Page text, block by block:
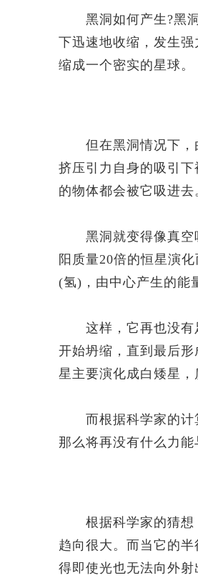
黑洞如何产生?黑洞
下迅速地收缩，发生
缩成一个密实的星球。
但在黑洞情况下，由
挤压引力自身的吸引
的物体都会被它吸进去
黑洞就变得像真空吸
阳质量20倍的恒星演
(氢)，由中心产生的能
这样，它再也没有足
开始坍缩，直到最后
星主要演化成白矮星，
而根据科学家的计算
那么将再没有什么力能
根据科学家的猜想，
趋向很大。而当它的
得即使光也无法向外